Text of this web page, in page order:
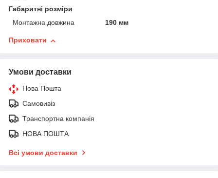
Габаритні розміри
Монтажна довжина
190 мм
Приховати
Умови доставки
Нова Пошта
Самовивіз
Транспортна компанія
НОВА ПОШТА
Всі умови доставки